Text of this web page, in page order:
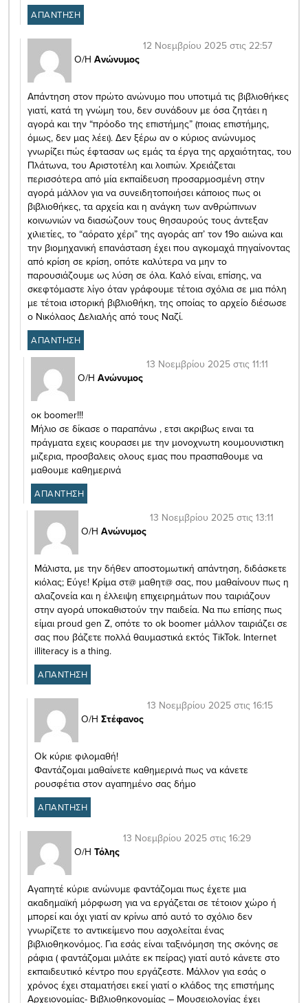
ΑΠΑΝΤΗΣΗ
Ο/Η Ανώνυμος
12 Νοεμβρίου 2025 στις 22:57
Απάντηση στον πρώτο ανώνυμο που υποτιμά τις βιβλιοθήκες
γιατί, κατά τη γνώμη του, δεν συνάδουν με όσα ζητάει η
αγορά και την “πρόοδο της επιστήμης” (ποιας επιστήμης,
όμως, δεν μας λέει). Δεν ξέρω αν ο κύριος ανώνυμος
γνωρίζει πώς έφτασαν ως εμάς τα έργα της αρχαιότητας, του
Πλάτωνα, του Αριστοτέλη και λοιπών. Χρειάζεται
περισσότερα από μία εκπαίδευση προσαρμοσμένη στην
αγορά μάλλον για να συνειδητοποιήσει κάποιος πως οι
βιβλιοθήκες, τα αρχεία και η ανάγκη των ανθρώπινων
κοινωνιών να διασώζουν τους θησαυρούς τους άντεξαν
χιλιετίες, το “αόρατο χέρι” της αγοράς απ’ τον 19ο αιώνα και
την βιομηχανική επανάσταση έχει που αγκομαχά πηγαίνοντας
από κρίση σε κρίση, οπότε καλύτερα να μην το
παρουσιάζουμε ως λύση σε όλα. Καλό είναι, επίσης, να
σκεφτόμαστε λίγο όταν γράφουμε τέτοια σχόλια σε μια πόλη
με τέτοια ιστορική βιβλιοθήκη, της οποίας το αρχείο διέσωσε
ο Νικόλαος Δελιαλής από τους Ναζί.
ΑΠΑΝΤΗΣΗ
Ο/Η Ανώνυμος
13 Νοεμβρίου 2025 στις 11:11
οκ boomer!!!
Mήλιο σε δίκασε ο παραπάνω , ετσι ακριβως ειναι τα
πράγματα εχεις κουρασει με την μονοχνωτη κουμουνιστικη
μιζερια, προσβαλεις ολους εμας που πρασπαθουμε να
μαθουμε καθημερινά
ΑΠΑΝΤΗΣΗ
Ο/Η Ανώνυμος
13 Νοεμβρίου 2025 στις 13:11
Μάλιστα, με την δήθεν αποστομωτική απάντηση, διδάσκετε
κιόλας; Εύγε! Κρίμα στ@ μαθητ@ σας, που μαθαίνουν πως η
αλαζονεία και η έλλειψη επιχειρημάτων που ταιριάζουν
στην αγορά υποκαθιστούν την παιδεία. Να πω επίσης πως
είμαι proud gen Z, οπότε το ok boomer μάλλον ταιριάζει σε
σας που βάζετε πολλά θαυμαστικά εκτός TikTok. Internet
illiteracy is a thing.
ΑΠΑΝΤΗΣΗ
Ο/Η Στέφανος
13 Νοεμβρίου 2025 στις 16:15
Ok κύριε φιλομαθή!
Φαντάζομαι μαθαίνετε καθημερινά πως να κάνετε
ρουσφέτια στον αγαπημένο σας δήμο
ΑΠΑΝΤΗΣΗ
Ο/Η Τόλης
13 Νοεμβρίου 2025 στις 16:29
Αγαπητέ κύριε ανώνυμε φαντάζομαι πως έχετε μια
ακαδημαϊκή μόρφωση για να εργάζεται σε τέτοιον χώρο ή
μπορεί και όχι γιατί αν κρίνω από αυτό το σχόλιο δεν
γνωρίζετε το αντικείμενο που ασχολείται ένας
βιβλιοθηκονόμος. Για εσάς είναι ταξινόμηση της σκόνης σε
ράφια ( φαντάζομαι μιλάτε εκ πείρας) γιατί αυτό κάνετε στο
εκπαιδευτικό κέντρο που εργάζεστε. Μάλλον για εσάς ο
χρόνος έχει σταματήσει εκεί γιατί ο κλάδος της επιστήμης
Αρχειονομίας- Βιβλιοθηκονομίας – Μουσειολογίας έχει